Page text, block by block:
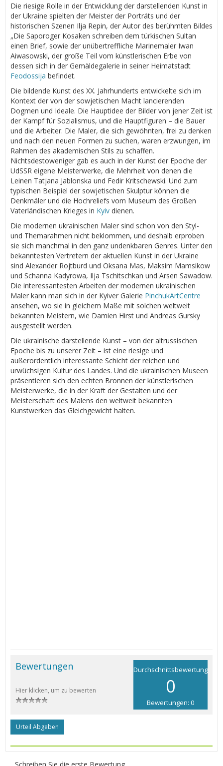
Die riesige Rolle in der Entwicklung der darstellenden Kunst in
der Ukraine spielten der Meister der Porträts und der
historischen Szenen Ilja Repin, der Autor des berühmten Bildes
„Die Saporoger Kosaken schreiben dem türkischen Sultan
einen Brief, sowie der unübertreffliche Marinemaler Iwan
Aiwasowski, der große Teil vom künstlerischen Erbe von
dessen sich in der Gemäldegalerie in seiner Heimatstadt
Feodossija befindet.
Die bildende Kunst des XX. Jahrhunderts entwickelte sich im
Kontext der von der sowjetischen Macht lancierenden
Dogmen und Ideale. Die Hauptidee der Bilder von jener Zeit ist
der Kampf für Sozialismus, und die Hauptfiguren – die Bauer
und die Arbeiter. Die Maler, die sich gewöhnten, frei zu denken
und nach den neuen Formen zu suchen, waren erzwungen, im
Rahmen des akademischen Stils zu schaffen.
Nichtsdestoweniger gab es auch in der Kunst der Epoche der
UdSSR eigene Meisterwerke, die Mehrheit von denen die
Leinen Tatjana Jablonska und Fedir Kritschewski. Und zum
typischen Beispiel der sowjetischen Skulptur können die
Denkmäler und die Hochreliefs vom Museum des Großen
Vaterländischen Krieges in Kyiv dienen.
Die modernen ukrainischen Maler sind schon von den Styl-
und Themarahmen nicht beklommen, und deshalb erproben
sie sich manchmal in den ganz undenkbaren Genres. Unter den
bekanntesten Vertretern der aktuellen Kunst in der Ukraine
sind Alexander Rojtburd und Oksana Mas, Maksim Mamsikow
und Schanna Kadyrowa, Ilja Tschitschkan und Arsen Sawadow.
Die interessantesten Arbeiten der modernen ukrainischen
Maler kann man sich in der Kyiver Galerie PinchukArtCentre
ansehen, wo sie in gleichem Maße mit solchen weltweit
bekannten Meistern, wie Damien Hirst und Andreas Gursky
ausgestellt werden.
Die ukrainische darstellende Kunst – von der altrussischen
Epoche bis zu unserer Zeit – ist eine riesige und
außerordentlich interessante Schicht der reichen und
urwüchsigen Kultur des Landes. Und die ukrainischen Museen
präsentieren sich den echten Bronnen der künstlerischen
Meisterwerke, die in der Kraft der Gestalten und der
Meisterschaft des Malens den weltweit bekannten
Kunstwerken das Gleichgewicht halten.
Durchschnittsbewertung
0
Bewertungen: 0
Bewertungen
Hier klicken, um zu bewerten
Urteil Abgeben
Schreiben Sie die erste Bewertung